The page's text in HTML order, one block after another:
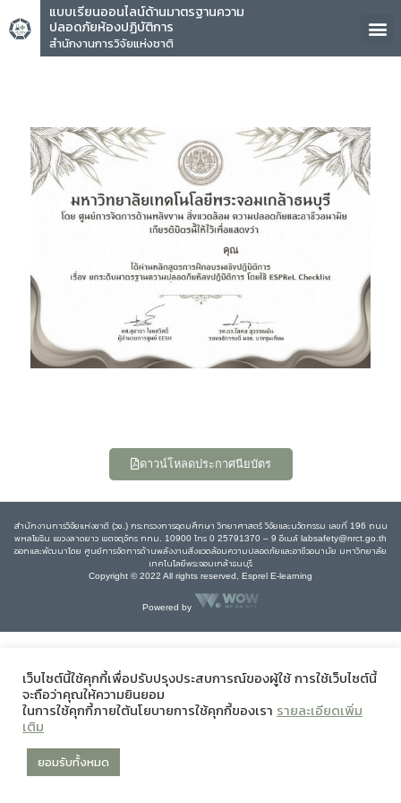
แบบเรียนออนไลน์ด้านมาตรฐานความ
ปลอดภัยห้องปฏิบัติการ
สำนักงานการวิจัยแห่งชาติ
คุณ
ดาวน์โหลดประกาศนียบัตร
สำนักงานการวิจัยแห่งชาติ (วช.) กระทรวงการอุดมศึกษา วิทยาศาสตร์ วิจัยและนวัตกรรม เลขที่ 196 ถนน
พหลโยธิน แขวงลาดยาว เขตจตุจักร กทม. 10900 โทร 0 25791370 – 9 อีเมล์ labsafety@nrct.go.th
ออกและพัฒนาโดย ศูนย์การจัดการด้านพลังงานสิ่งแวดล้อมความปลอดภัยและอาชีวอนามัย มหาวิทยาลัย
เทคโนโลยีพระจอมเกล้าธนบุรี
Copyright © 2022 All rights reserved, Esprel E-learning
Powered by
เว็บไซต์นี้ใช้คุกกี้เพื่อปรับปรุงประสบการณ์ของผู้ใช้ การใช้เว็บไซต์นี้
จะถือว่าคุณให้ความยินยอม
ในการใช้คุกกี้ภายใต้นโยบายการใช้คุกกี้ของเรา รายละเอียดเพิ่ม
เติม
ยอมรับทั้งหมด